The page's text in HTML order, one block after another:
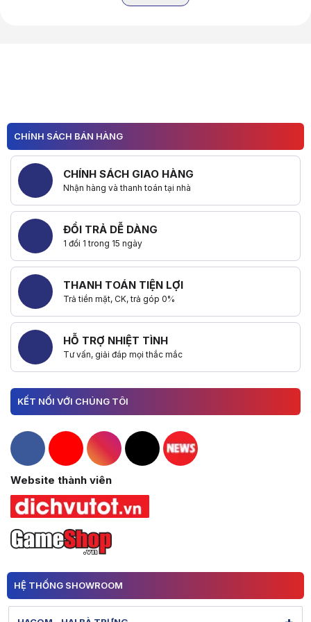
CHÍNH SÁCH BÁN HÀNG
CHÍNH SÁCH GIAO HÀNG
Nhận hàng và thanh toán tại nhà
ĐỔI TRẢ DỄ DÀNG
1 đổi 1 trong 15 ngày
THANH TOÁN TIỆN LỢI
Trả tiền mặt, CK, trả góp 0%
HỖ TRỢ NHIỆT TÌNH
Tư vấn, giải đáp mọi thắc mắc
KẾT NỐI VỚI CHÚNG TÔI
Hacom Facebook
Hacom YouTube
Hacom Instagram
Hacom TikTok
Website thành viên
HỆ THỐNG SHOWROOM